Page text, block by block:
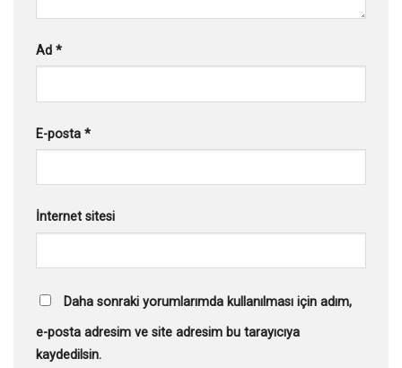
Ad *
E-posta *
İnternet sitesi
Daha sonraki yorumlarımda kullanılması için adım,
e-posta adresim ve site adresim bu tarayıcıya
kaydedilsin.